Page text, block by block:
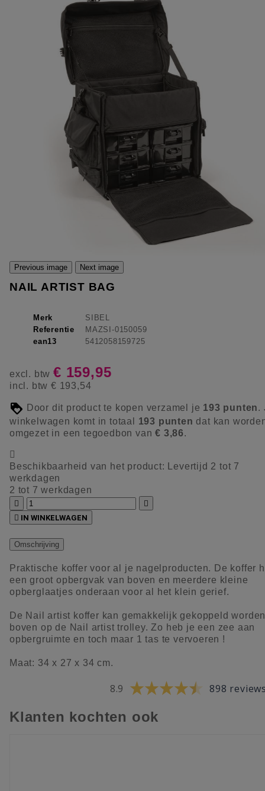
Previous image Next image
NAIL ARTIST BAG
Merk
SIBEL
Referentie
MAZSI-0150059
ean13
5412058159725
excl. btw € 159,95
incl. btw € 193,54
Door dit product te kopen verzamel je 193 punten.
winkelwagen komt in totaal 193 punten dat kan
omgezet in een tegoedbon van€ 3,86.

Beschikbaarheid van het product:
Levertijd 2 tot 7
werkdagen
2 tot 7 werkdagen


 IN WINKELWAGEN
Omschrijving
Praktische koffer voor al je nagelproducten. De koffer
een groot opbergvak van boven en meerdere kleine
opberglaatjes onderaan voor al het klein gerief.
De Nail artist koffer kan gemakkelijk gekoppeld
boven op de Nail artist trolley. Zo heb je een zee aan
opbergruimte en toch maar 1 tas te vervoeren !
Maat: 34 x 27 x 34 cm.
8.9 898
Klanten kochten ook